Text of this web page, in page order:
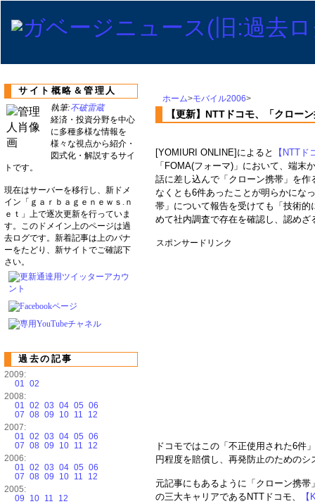
ホーム>モバイル2006>
【更新】NTTドコモ、「クロー
[YOMIURI ONLINE]によると
【NTTド
「FOMA(フォーマ)」において、端末
話に差し込んで「クローン携帯」を
なくとも6件あったことが明らかにな
帯」について報告を受けても「技術
めて社内調査で存在を確認し、認めざ
スポンサードリンク
ドコモではこの「不正使用された6件
円程度を賠償し、再発防止のための
元記事にもあるように「クローン携
の三大キャリアであるNTTドコモ、
サイト概略＆管理人
執筆:不破雷蔵
経済・投資分野を中心
に多種多様な情報を
様々な視点から紹介・
図式化・解説するサイ
トです。
現在はサーバーを移行し、新ドメ
イン「ｇａｒｂａｇｅｎｅｗｓ.ｎ
ｅｔ」上で逐次更新を行っていま
す。このドメイン上のページは過
去ログです。新着記事は上のバナ
ーをたどり、新サイトでご確認下
さい。
過去の記事
2009:
01 02
2008:
01 02 03 04 05 06
07 08 09 10 11
12
2007:
01 02 03 04 05 06
07 08 09 10 11
12
2006:
01 02 03 04 05 06
07 08 09 10 11
12
2005:
09
10 11 12